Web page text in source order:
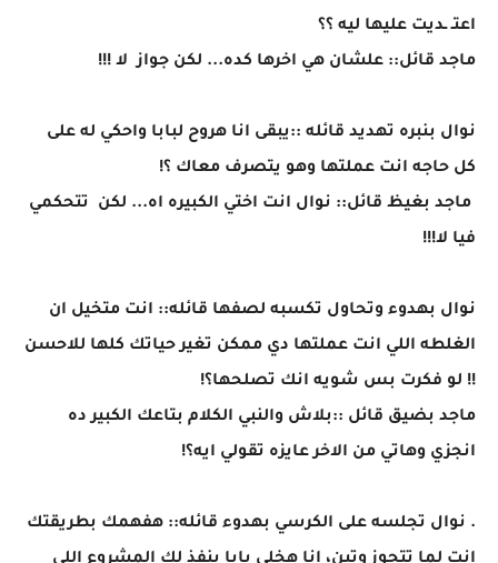
اعتـ ـديت عليها ليه ؟؟
ماجد قائل:: علشان هي اخرها كده... لكن جواز لا !!!
نوال بنبره تهديد قائله ::يبقى انا هروح لبابا واحكي له على
كل حاجه انت عملتها وهو يتصرف معاك ؟!
ماجد بغيظ قائل:: نوال انت اختي الكبيره اه... لكن تتحكمي
فيا لا!!!
نوال بهدوء وتحاول تكسبه لصفها قائله:: انت متخيل ان
الغلطه اللي انت عملتها دي ممكن تغير حياتك كلها للاحسن
!! لو فكرت بس شويه انك تصلحها؟!
ماجد بضيق قائل ::بلاش والنبي الكلام بتاعك الكبير ده
انجزي وهاتي من الاخر عايزه تقولي ايه؟!
. نوال تجلسه على الكرسي بهدوء قائله:: هفهمك بطريقتك